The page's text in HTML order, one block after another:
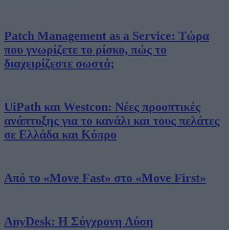
Patch Management as a Service: Τώρα
που γνωρίζετε το ρίσκο, πώς το
διαχειρίζεστε σωστά;
UiPath και Westcon: Νέες προοπτικές
ανάπτυξης για το κανάλι και τους πελάτες
σε Ελλάδα και Κύπρο
Από το «Move Fast» στο «Move First»
AnyDesk: Η Σύγχρονη Λύση